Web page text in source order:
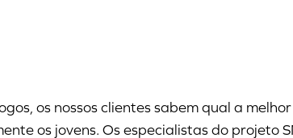
os nossos clientes sabem qual a
os jovens. Os especialistas do projeto